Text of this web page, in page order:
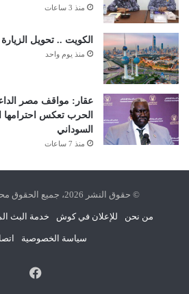
منذ 3 ساعات
الكويت .. تحويل
منذ يوم واحد
عقار: مواقف مصر
الحرب تعكس احترامها
السوداني
منذ 7 ساعات
© حقوق النشر 2026، جميع الحقوق محفوظة | كوش نيوز
من نحن للإعلان في كوش خدمة البث
سياسة الخصوصية